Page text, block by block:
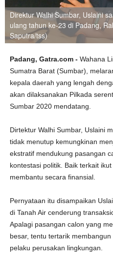
Direktur Walhi Sumbar, Uslaini
ulang tahun ke-23 di Padang,
Saputra/tss)
Padang, Gatra.com - Wahana
Sumatra Barat (Sumbar),
kepala daerah yang lengah
akan dilaksanakan Pilkada
Sumbar 2020 mendatang.
Dirtektur Walhi Sumbar, Uslaini
tidak menutup kemungkinan
ekstratif mendukung pasangan
kontestasi politik. Baik terkait
membantu secara finansial.
Pernyataan itu disampaikan
di Tanah Air cenderung
Apalagi pasangan calon yang
besar, tentu tertarik
pelaku perusakan lingkungan.